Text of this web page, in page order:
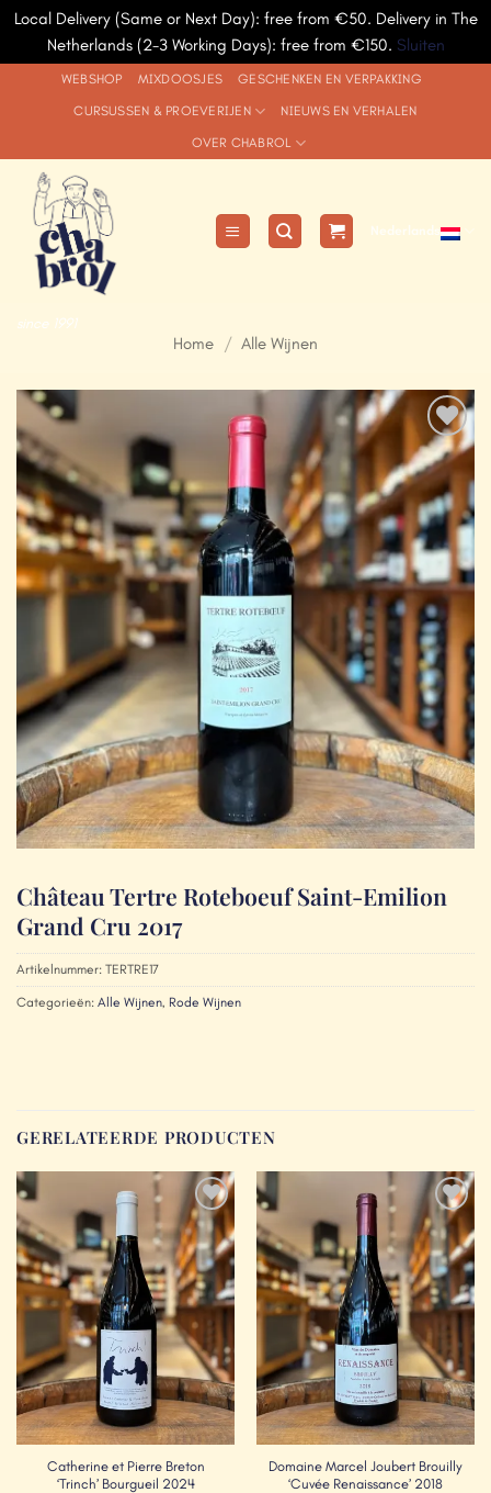
Local Delivery (Same or Next Day): free from €50. Delivery in The
Netherlands (2-3 Working Days): free from €150. Sluiten
WEBSHOP MIXDOOSJES GESCHENKEN EN VERPAKKING
CURSUSSEN & PROEVERIJEN NIEUWS EN VERHALEN
OVER CHABROL
since 1991
Nederlands
Home / Alle Wijnen
Add to
Wishlist
Château Tertre Roteboeuf Saint-Emilion
Grand Cru 2017
Artikelnummer: TERTRE17
Categorieën: Alle Wijnen, Rode Wijnen
GERELATEERDE PRODUCTEN
Add to
Wishlist
Catherine et Pierre Breton
‘Trinch’ Bourgueil 2024
Add to
Wishlist
Domaine Marcel Joubert Brouilly
‘Cuvée Renaissance’ 2018